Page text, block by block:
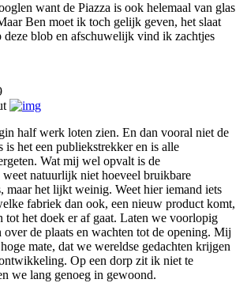
want de Piazza is ook helemaal van glas
Ben moet ik toch gelijk geven, het slaat
deze blob en afschuwelijk vind ik zachtjes
half werk loten zien. En dan vooral niet de
is het een publiekstrekker en is alle
Wat mij wel opvalt is de
natuurlijk niet hoeveel bruikbare
maar het lijkt weinig. Weet hier iemand iets
fabriek dan ook, een nieuw product komt,
tot het doek er af gaat. Laten we voorlopig
over de plaats en wachten tot de opening. Mij
mate, dat we wereldse gedachten krijgen
Op een dorp zit ik niet te
we lang genoeg in gewoond.